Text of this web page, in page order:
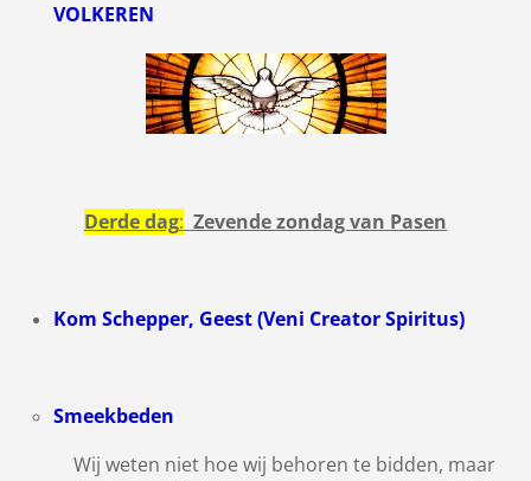
VOLKEREN
Derde dag: Zevende zondag van Pasen
Kom Schepper, Geest (Veni Creator Spiritus)
Smeekbeden
Wij weten niet hoe wij behoren te bidden, maar